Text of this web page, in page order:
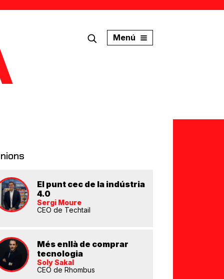
Menú
El punt cec de la indústria
4.0
Sergi Moure
CEO de Techtail
Més enllà de comprar
tecnologia
Soly Sakal
CEO de Rhombus